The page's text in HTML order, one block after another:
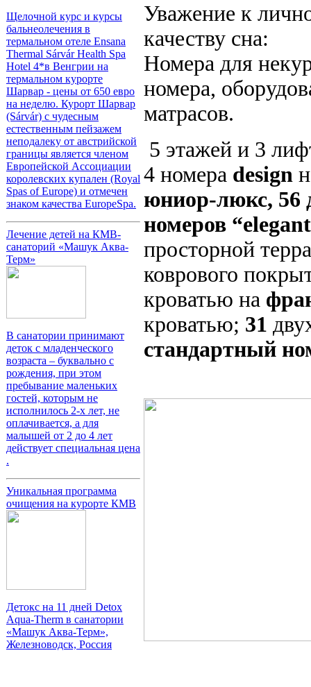
Щелочной курс и курсы
бальнеолечения в
термальном отеле Ensana
Thermal Sárvár Health Spa
Hotel 4*в Венгрии на
термальном курорте
Шарвар - цены от 650 евро
на неделю. Курорт Шарвар
(Sárvár) с чудесным
естественным пейзажем
неподалеку от австрийской
границы является членом
Европейской Ассоциации
королевских купален (Royal
Spas of Europe) и отмечен
знаком качества EuropeSpa.
Лечение детей на КМВ-
санаторий «Машук Аква-
Терм»
В санатории принимают
деток с младенческого
возраста – буквально с
рождения, при этом
пребывание маленьких
гостей, которым не
исполнилось 2-х лет, не
оплачивается, а для
малышей от 2 до 4 лет
действует специальная цена
.
Уникальная программа
очищения на курорте КМВ
Детокс на 11 дней Detox
Aqua-Therm в санатории
«Машук Аква-Терм»,
Железноводск, Россия
Уважение к
качеству сна:
Номера для
номера,
матрасов.
5 этажей и 3
4 номера design
юниор-люкс, 56
номеров
просторной
коврового
кроватью на
кроватью; 31
стандартный